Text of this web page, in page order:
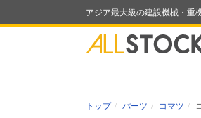
アジア最大級の建設機械・重
トップ パーツ コマツ